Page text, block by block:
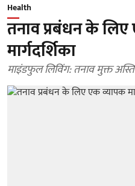
Health
तनाव प्रबंधन के
मार्गदर्शिका
माइंडफुल लिविंग: तनाव मुक्त